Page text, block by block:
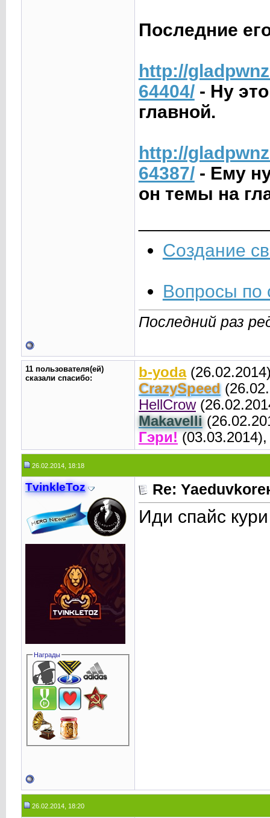
Последние
http://
64404/- Ну
главной.
http://
64387/- Ему
он темы на
Создание
Вопросы по
Последний раз
11 пользователя(ей)
сказали cпасибо:
b-yoda
CrаzySpeed
HellCrow
Makavelli
Гэри!
26.02.2014, 18:18
TvinkleToz
Награды
Re:
Иди спайс кури
26.02.2014, 18:20